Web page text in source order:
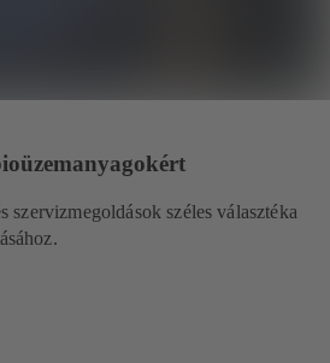
szervizmegoldások széles választéka